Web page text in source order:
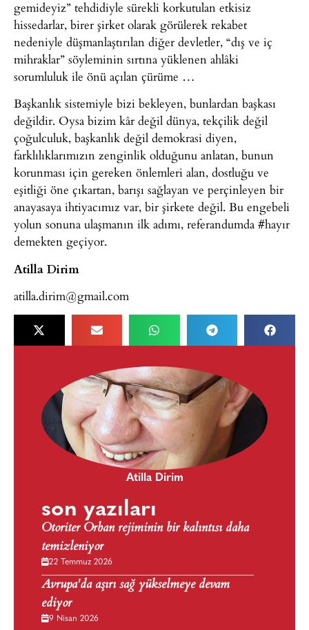
gemideyiz” tehdidiyle sürekli korkutulan etkisiz
hissedarlar, birer şirket olarak görülerek rekabet
nedeniyle düşmanlaştırılan diğer devletler, “dış ve iç
mihraklar” söyleminin sırtına yüklenen ahlâki
sorumluluk ile önü açılan çürüme …
Başkanlık sistemiyle bizi bekleyen, bunlardan başkası
değildir. Oysa bizim kâr değil dünya, tekçilik değil
çoğulculuk, başkanlık değil demokrasi diyen,
farklılıklarımızın zenginlik olduğunu anlatan, bunun
korunması için gereken önlemleri alan, dostluğu ve
eşitliği öne çıkartan, barışı sağlayan ve perçinleyen bir
anayasaya ihtiyacımız var, bir şirkete değil. Bu engebeli
yolun sonuna ulaşmanın ilk adımı, referandumda #hayır
demekten geçiyor.
Atilla Dirim
atilla.dirim@gmail.com
Atilla Dirim
son yazıları
Otoriter Orban rejiminin bir kalıntısı daha
temizleniyor
22 Temmuz 2026
Avrupa'da aşırı sağ yükselmeye devam
ediyor
9 Nisan 2026